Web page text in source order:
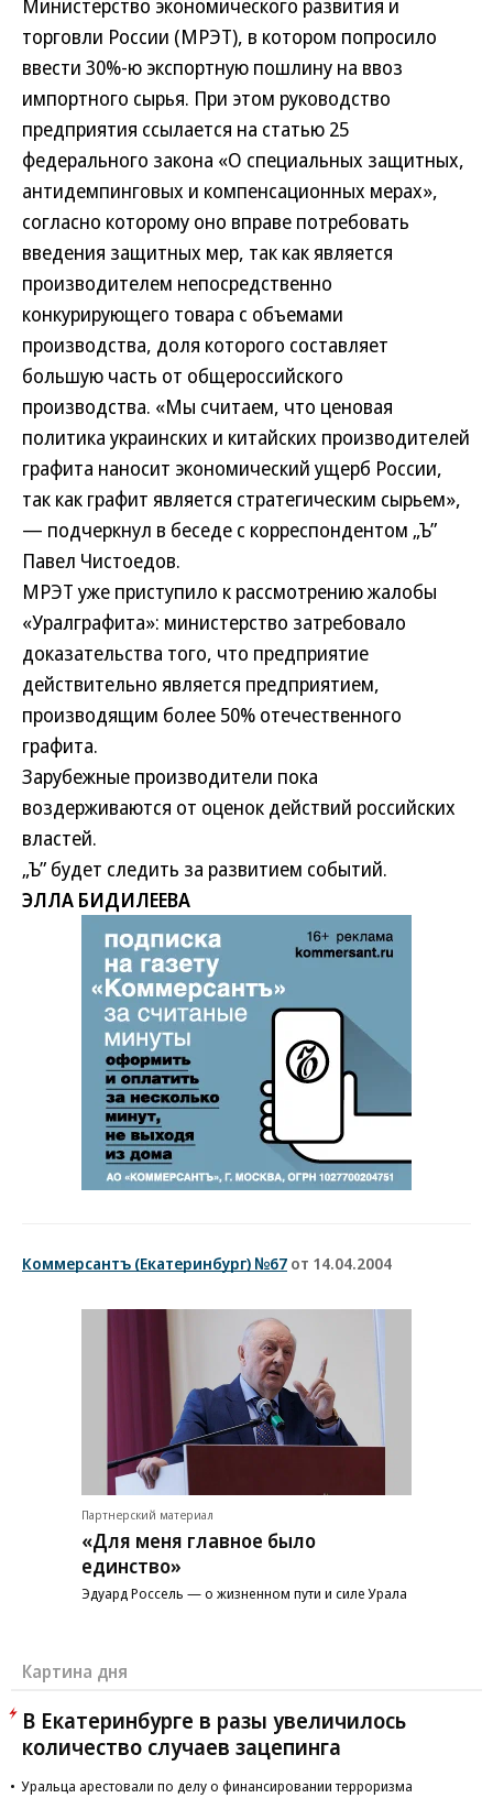
Министерство экономического развития и
торговли России (МРЭТ), в котором попросило
ввести 30%-ю экспортную пошлину на ввоз
импортного сырья. При этом руководство
предприятия ссылается на статью 25
федерального закона «О специальных защитных,
антидемпинговых и компенсационных мерах»,
согласно которому оно вправе потребовать
введения защитных мер, так как является
производителем непосредственно
конкурирующего товара с объемами
производства, доля которого составляет
большую часть от общероссийского
производства. «Мы считаем, что ценовая
политика украинских и китайских производителей
графита наносит экономический ущерб России,
так как графит является стратегическим сырьем»,
— подчеркнул в беседе с корреспондентом „Ъ”
Павел Чистоедов.
МРЭТ уже приступило к рассмотрению жалобы
«Уралграфита»: министерство затребовало
доказательства того, что предприятие
действительно является предприятием,
производящим более 50% отечественного
графита.
Зарубежные производители пока
воздерживаются от оценок действий российских
властей.
„Ъ” будет следить за развитием событий.
ЭЛЛА БИДИЛЕЕВА
Коммерсантъ (Екатеринбург) №67 от 14.04.2004
Партнерский материал
«Для меня главное было
единство»
Эдуард Россель — о жизненном пути и силе Урала
Картина дня
В Екатеринбурге в разы увеличилось
количество случаев зацепинга
Уральца арестовали по делу о финансировании терроризма